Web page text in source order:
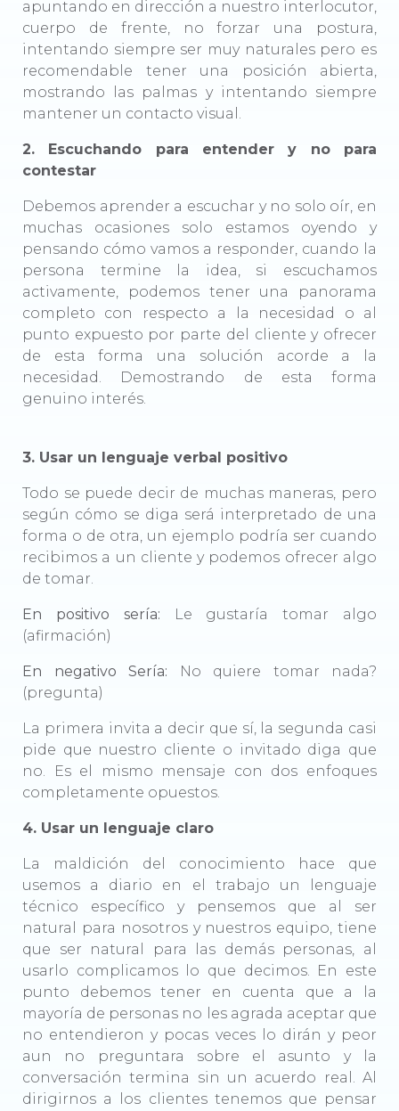
apuntando en dirección a nuestro interlocutor,
cuerpo de frente, no forzar una postura,
intentando siempre ser muy naturales pero es
recomendable tener una posición abierta,
mostrando las palmas y intentando siempre
mantener un contacto visual.
2. Escuchando para entender y no para
contestar
Debemos aprender a escuchar y no solo oír, en
muchas ocasiones solo estamos oyendo y
pensando cómo vamos a responder, cuando la
persona termine la idea, si escuchamos
activamente, podemos tener una panorama
completo con respecto a la necesidad o al
punto expuesto por parte del cliente y ofrecer
de esta forma una solución acorde a la
necesidad. Demostrando de esta forma
genuino interés.
3. Usar un lenguaje verbal positivo
Todo se puede decir de muchas maneras, pero
según cómo se diga será interpretado de una
forma o de otra, un ejemplo podría ser cuando
recibimos a un cliente y podemos ofrecer algo
de tomar.
En positivo sería: Le gustaría tomar algo
(afirmación)
En negativo Sería: No quiere tomar nada?
(pregunta)
La primera invita a decir que sí, la segunda casi
pide que nuestro cliente o invitado diga que
no. Es el mismo mensaje con dos enfoques
completamente opuestos.
4. Usar un lenguaje claro
La maldición del conocimiento hace que
usemos a diario en el trabajo un lenguaje
técnico específico y pensemos que al ser
natural para nosotros y nuestros equipo, tiene
que ser natural para las demás personas, al
usarlo complicamos lo que decimos. En este
punto debemos tener en cuenta que a la
mayoría de personas no les agrada aceptar que
no entendieron y pocas veces lo dirán y peor
aun no preguntara sobre el asunto y la
conversación termina sin un acuerdo real. Al
dirigirnos a los clientes tenemos que pensar